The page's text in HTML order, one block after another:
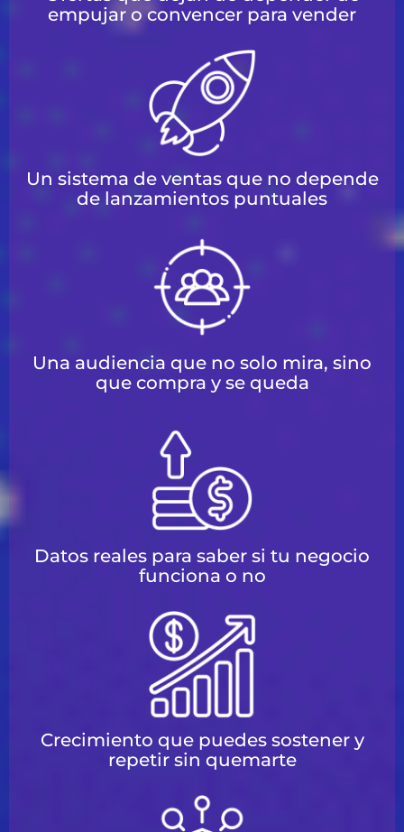
empujar o convencer para vender
Un sistema de ventas que no depende
de lanzamientos puntuales
Una audiencia que no solo mira, sino
que compra y se queda
Datos reales para saber si tu negocio
funciona o no
Crecimiento que puedes sostener y
repetir sin quemarte